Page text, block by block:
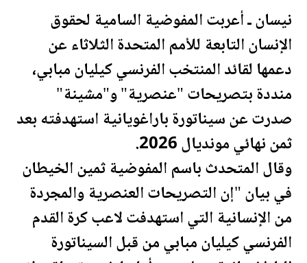
نيسان ـ أعربت المفوضية السامية لحقوق
الإنسان التابعة للأمم المتحدة الثلاثاء عن
دعمها لقائد المنتخب الفرنسي كيليان مبابي،
منددة بتصريحات "عنصرية" و"مشينة"
صدرت عن سيناتورة باراغويانية استهدفته بعد
ثمن نهائيمونديال
وقال المتحدث باسم المفوضية ثمين الخيطان
في بيان "إن التصريحات العنصرية والمجردة
من الإنسانية التي استهدفت لاعب كرة القدم
الفرنسي كيليان مبابي من قبل السيناتورة